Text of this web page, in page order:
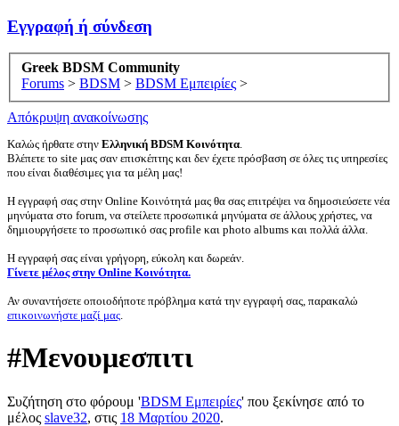
Εγγραφή ή σύνδεση
Greek BDSM Community
Forums > BDSM > BDSM Εμπειρίες >
Απόκρυψη ανακοίνωσης
Καλώς ήρθατε στην Ελληνική BDSM Κοινότητα.
Βλέπετε το site μας σαν επισκέπτης και δεν έχετε πρόσβαση σε όλες τις υπηρεσίες
που είναι διαθέσιμες για τα μέλη μας!
Η εγγραφή σας στην Online Κοινότητά μας θα σας επιτρέψει να δημοσιεύσετε νέα
μηνύματα στο forum, να στείλετε προσωπικά μηνύματα σε άλλους χρήστες, να
δημιουργήσετε το προσωπικό σας profile και photo albums και πολλά άλλα.
Η εγγραφή σας είναι γρήγορη, εύκολη και δωρεάν.
Γίνετε μέλος στην Online Κοινότητα.
Αν συναντήσετε οποιοδήποτε πρόβλημα κατά την εγγραφή σας, παρακαλώ
επικοινωνήστε μαζί μας.
#Μενουμεσπιτι
Συζήτηση στο φόρουμ 'BDSM Εμπειρίες' που ξεκίνησε από το
μέλος slave32, στις 18 Μαρτίου 2020.